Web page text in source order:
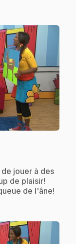
jouer à des
de plaisir!
de l'âne!